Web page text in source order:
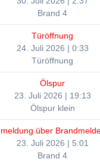
Brand 4
Türöffnung
24. Juli 2026 | 0:33
Türöffnung
Ölspur
23. Juli 2026 | 19:13
Ölspur klein
über
23. Juli 2026 | 5:01
Brand 4